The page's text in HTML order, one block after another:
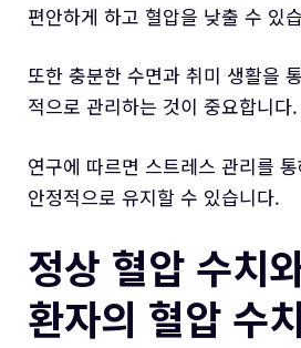
편안하게 하고 혈압을 낮출 수 있
또한 충분한 수면과 취미 생활을
적으로 관리하는 것이 중요합니다.
연구에 따르면 스트레스 관리를
안정적으로 유지할 수 있습니다.
정상 혈압 수치
환자의 혈압 수치